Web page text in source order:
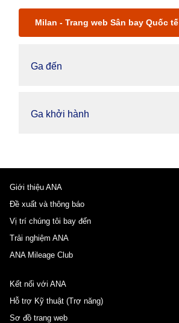
Milan - Trang web Sân bay Quốc
Ga đến
Ga khởi hành
Giới thiệu ANA
Đề xuất và thông báo
Vị trí chúng tôi bay đến
Trải nghiệm ANA
ANA Mileage Club
Kết nối với ANA
Hỗ trợ Kỹ thuật (Trợ năng)
Sơ đồ trang web